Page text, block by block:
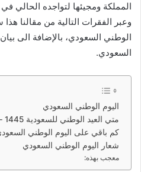
المملكة ومجيئها لتواجده الحالي
وعبر الفقرات التالية من مقالنا
الوطني السعودي، بالإضافة الى
السعودي.
اليوم الوطني السعودي
متي العيد الوطني للسعودية 1445 – 2023
كم باقي على اليوم الوطني
شعار اليوم الوطني السعودي
معجب بهذه: